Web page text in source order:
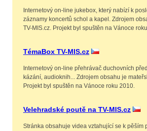
Internetový on-line jukebox, který nabízí k
záznamy koncertů schol a kapel. Zdrojem
TV-MIS.cz. Projekt byl spuštěn na Vánoce
TémaBox TV-MIS.cz
Internetový on-line přehrávač duchovních
kázání, audioknih... Zdrojem obsahu je
Projekt byl spuštěn na Vánoce roku 2010.
Velehradské poutě na TV-MIS.cz
Stránka obsahuje videa vztahující se k pěším